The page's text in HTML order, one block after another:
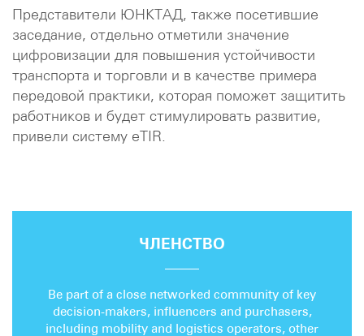
Представители ЮНКТАД, также посетившие
заседание, отдельно отметили значение
цифровизации для повышения устойчивости
транспорта и торговли и в качестве примера
передовой практики, которая поможет защитить
работников и будет стимулировать развитие,
привели систему eTIR.
ЧЛЕНСТВО
Be part of a close networked community of key
decision-makers, influencers and purchasers,
including mobility and logistics operators, other